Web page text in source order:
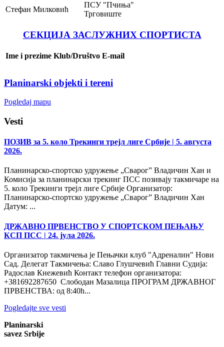
Стефан Милковић
ПСУ "Пчиња"
Трговиште
СЕКЦИЈА ЗАСЛУЖНИХ СПОРТИСТА
Ime i prezime Klub/Društvo E-mail
Planinarski objekti i tereni
Pogledaj mapu
Vesti
ПОЗИВ за 5. коло Трекинги трејл лиге Србије | 5. августа
2026.
Планинарско-спортско удружење „Сварог” Владичин Хан и
Комисија за планинарски трекинг ПСС позивају такмичаре на
5. коло Трекинги трејл лиге Србије Организатор:
Планинарско-спортско удружење „Сварог” Владичин Хан
Датум: ...
ДРЖАВНО ПРВЕНСТВО У СПОРТСКОМ ПЕЊАЊУ
КСП ПСС | 24. јула 2026.
Организатор такмичења је Пењачки клуб "Адреналин" Нови
Сад. Делегат Такмичења: Славо Глушчевић Главни Судија:
Радослав Кнежевић Контакт телефон организатора:
+381692287650 Слободан Мазалица ПРОГРАМ ДРЖАВНОГ
ПРВЕНСТВА: од 8:40h...
Pogledajte sve vesti
Planinarski
savez Srbije